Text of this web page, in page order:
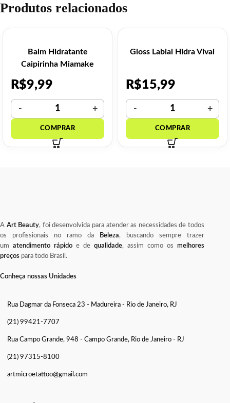
Produtos relacionados
Balm Hidratante
Caipirinha Miamake
R$9,99
Gloss Labial Hidra Vivai
R$15,99
A Art Beauty, foi desenvolvida para atender as necessidades de todos
os profissionais no ramo da
Beleza, buscando sempre trazer
um atendimento rápido e de qualidade, assim como os melhores
preços para todo Brasil.
Conheça nossas Unidades
Rua Dagmar da Fonseca 23 - Madureira - Rio de Janeiro, RJ
(21) 99421-7707
Rua Campo Grande, 948 - Campo Grande, Rio de Janeiro - RJ
(21) 97315-8100
artmicroetattoo@gmail.com